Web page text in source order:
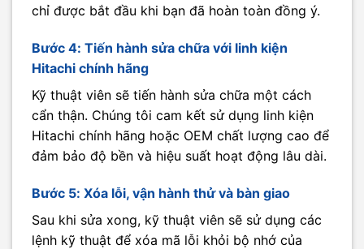
chỉ được bắt đầu khi bạn đã hoàn toàn đồng ý.
Bước 4: Tiến hành sửa chữa với linh kiện
Hitachi chính hãng
Kỹ thuật viên sẽ tiến hành sửa chữa một cách
cẩn thận. Chúng tôi cam kết sử dụng linh kiện
Hitachi chính hãng hoặc OEM chất lượng cao để
đảm bảo độ bền và hiệu suất hoạt động lâu dài.
Bước 5: Xóa lỗi, vận hành thử và bàn giao
Sau khi sửa xong, kỹ thuật viên sẽ sử dụng các
lệnh kỹ thuật để xóa mã lỗi khỏi bộ nhớ của